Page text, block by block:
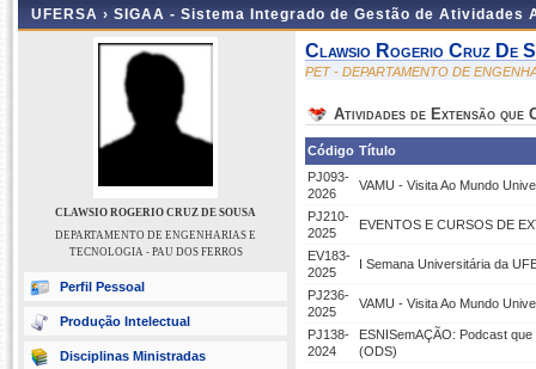
UFERSA › SIGAA - Sistema Integrado de Gestão de Atividades
CLAWSIO ROGERIO CRUZ DE SOUSA
DEPARTAMENTO DE ENGENHARIAS E
TECNOLOGIA - PAU DOS FERROS
Perfil Pessoal
Produção Intelectual
Disciplinas Ministradas
Clawsio Rogerio Cruz De
PET - DEPARTAMENTO DE
Atividades de Extensão que
Código Título
PJ093-
2026
VAMU - Visita Ao Mundo
PJ210-
2025
EVENTOS E CURSOS DE
EV183-
2025
I Semana Universitária da
PJ236-
2025
VAMU - Visita Ao Mundo
PJ138-
2024
ESNISemAÇÃO: Podcast
(ODS)